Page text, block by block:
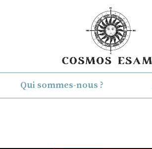
Qui sommes-nous ?